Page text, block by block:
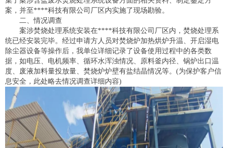
案，并至****科技有限公司厂区内实施了现场勘验。
二、情况调查
案涉焚烧处理系统安装在****科技有限公司厂区内，焚烧处理系
统已经安装完毕。经过申请方人员对焚烧炉加热烘炉升温、开启湿电
除尘器设备等操作后，我单位详细记录了设备使用过程中的各类数
据，如电压、电机频率、循环水浑浊情况、原料釜内径、锅炉出口温
度、废液加料量投放量、焚烧炉炉壁有盐结晶情况等。(为保护客户信
息安全，此处略去情况调查详细内容)